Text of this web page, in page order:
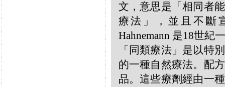
文，意思是「相同者
療法」，並且不斷
Hahnemann 是18世紀
「同類療法」是以特
的一種自然療法。配
品。這些療劑經由一